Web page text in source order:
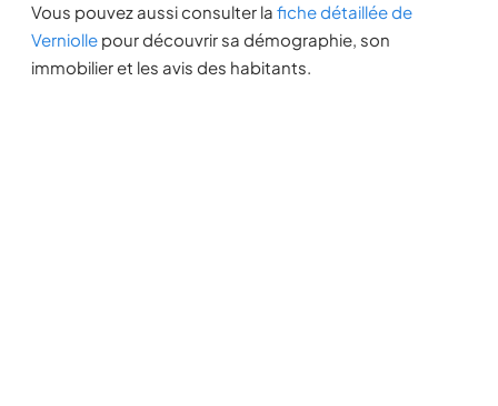
Vous pouvez aussi consulter la fiche détaillée de
Verniolle pour découvrir sa démographie, son
immobilier et les avis des habitants.